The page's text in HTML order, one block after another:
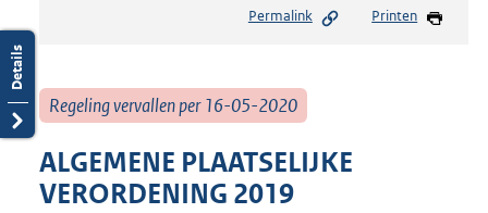
Permalink Printen
Regeling vervallen per 16-05-2020
ALGEMENE PLAATSELIJKE
VERORDENING 2019